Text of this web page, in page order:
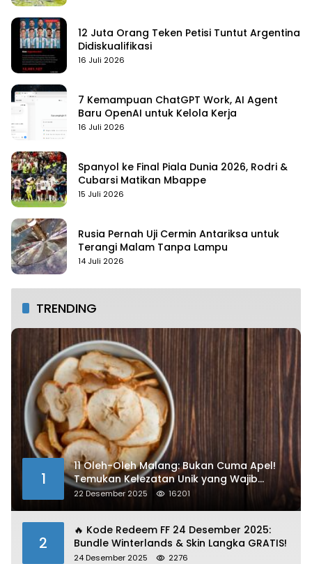
12 Juta Orang Teken Petisi Tuntut Argentina
Didiskualifikasi
16 Juli 2026
7 Kemampuan ChatGPT Work, AI Agent
Baru OpenAI untuk Kelola Kerja
16 Juli 2026
Spanyol ke Final Piala Dunia 2026, Rodri &
Cubarsi Matikan Mbappe
15 Juli 2026
Rusia Pernah Uji Cermin Antariksa untuk
Terangi Malam Tanpa Lampu
14 Juli 2026
TRENDING
1
11 Oleh-Oleh Malang: Bukan Cuma Apel!
Temukan Kelezatan Unik yang Wajib
Dibawa
22 Desember 2025 16201
2
🔥 Kode Redeem FF 24 Desember 2025:
Bundle Winterlands & Skin Langka GRATIS!
24 Desember 2025 2276